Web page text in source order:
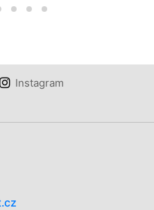
Instagram